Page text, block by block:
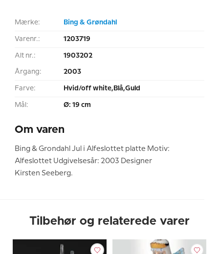
Mærke: Bing & Grøndahl
Varenr.: 1203719
Alt nr.: 1903202
Årgang: 2003
Farve: Hvid/off white,Blå,Guld
Mål: Ø: 19 cm
Om varen
Bing & Grondahl Jul i Alfeslottet platte Motiv:
Alfeslottet Udgivelsesår: 2003 Designer
Kirsten Seeberg.
Tilbehør og relaterede varer